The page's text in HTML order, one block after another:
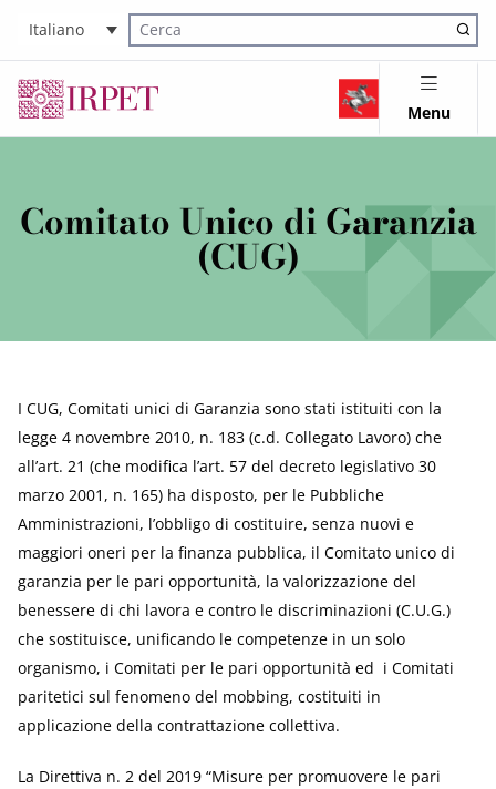
Italiano
Cerca nel sito
Menu
Comitato Unico di Garanzia
(CUG)
I CUG, Comitati unici di Garanzia sono stati istituiti con la
legge 4 novembre 2010, n. 183 (c.d. Collegato Lavoro) che
all’art. 21 (che modifica l’art. 57 del decreto legislativo 30
marzo 2001, n. 165) ha disposto, per le Pubbliche
Amministrazioni, l’obbligo di costituire, senza nuovi e
maggiori oneri per la finanza pubblica, il Comitato unico di
garanzia per le pari opportunità, la valorizzazione del
benessere di chi lavora e contro le discriminazioni (C.U.G.)
che sostituisce, unificando le competenze in un solo
organismo, i Comitati per le pari opportunità ed i Comitati
paritetici sul fenomeno del mobbing, costituiti in
applicazione della contrattazione collettiva.
La Direttiva n. 2 del 2019 “Misure per promuovere le pari